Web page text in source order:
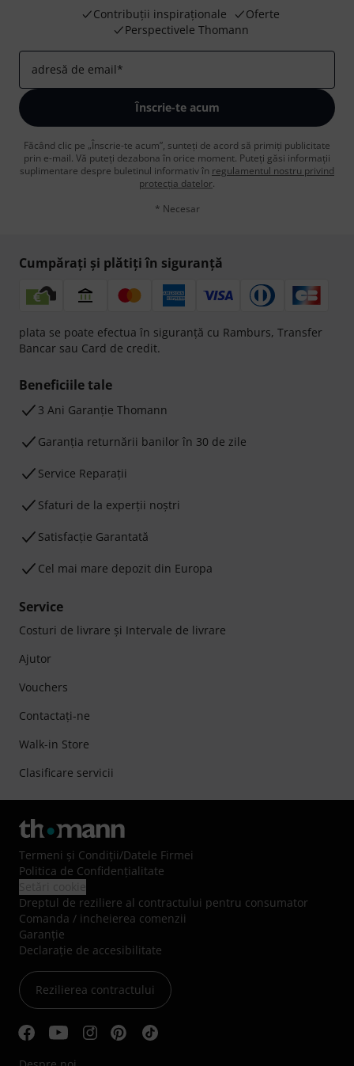
Contribuții inspiraționale
Oferte
Perspectivele Thomann
adresă de email*
Înscrie-te acum
Făcând clic pe „Înscrie-te acum”, sunteți de acord să primiți publicitate
prin e-mail. Vă puteți dezabona în orice moment. Puteți găsi informații
suplimentare despre buletinul informativ în regulamentul nostru privind
protecția datelor.
* Necesar
Cumpărați și plătiți în siguranță
plata se poate efectua în siguranță cu Ramburs, Transfer
Bancar sau Card de credit.
Beneficiile tale
3 Ani Garanție Thomann
Garanţia returnării banilor în 30 de zile
Service Reparații
Sfaturi de la experții noștri
Satisfacție Garantată
Cel mai mare depozit din Europa
Service
Costuri de livrare şi Intervale de livrare
Ajutor
Vouchers
Contactaţi-ne
Walk-in Store
Clasificare servicii
Termeni şi Condiţii/Datele Firmei
Politica de Confidenţialitate
Dreptul de reziliere al contractului pentru consumator
Comanda / incheierea comenzii
Garanție
Declarație de accesibilitate
Rezilierea contractului